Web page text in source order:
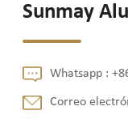
Sunmay
Whatsapp :
Correo